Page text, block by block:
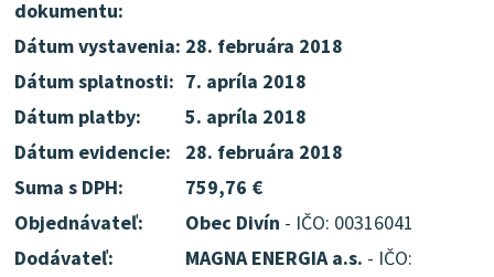
dokumentu:
Dátum vystavenia: 28. februára 2018
Dátum splatnosti: 7. apríla 2018
Dátum platby:
5. apríla 2018
Dátum evidencie:
28. februára 2018
Suma s DPH:
759,76 €
Objednávateľ:
Obec Divín - IČO: 00316041
Dodávateľ:
MAGNA ENERGIA a.s. - IČO: